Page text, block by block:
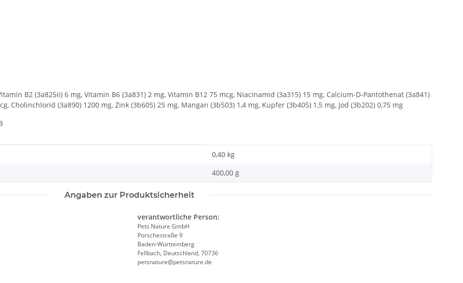
B2 (3a825ii) 6 mg, Vitamin B6 (3a831) 2 mg, Vitamin B12 75 mcg, Niacinamid (3a315) 15 mg, Calcium-D-Pantothenat (3a841)
Cholinchlorid (3a890) 1200 mg, Zink (3b605) 25 mg, Mangan (3b503) 1,4 mg, Kupfer (3b405) 1,5 mg, Jod (3b202) 0,75 mg
0,40 kg
400,00 g
Angaben zur Produktsicherheit
verantwortliche Person:
Pets Nature GmbH
Porschestraße 9
Baden-Württemberg
Fellbach, Deutschland, 70736
petsnature@petsnature.de